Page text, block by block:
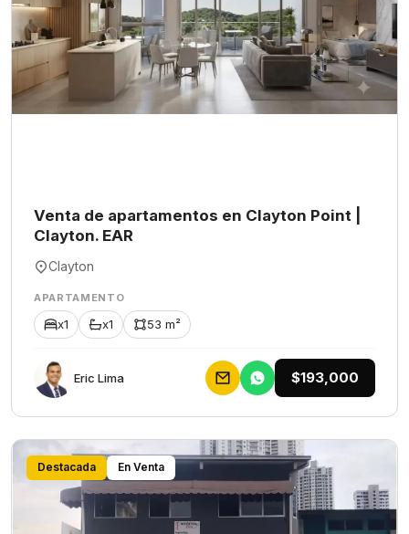
Venta de apartamentos en Clayton Point |
Clayton. EAR
Clayton
APARTAMENTO
x1 x1 53 m²
Eric Lima $193,000
Destacada En Venta